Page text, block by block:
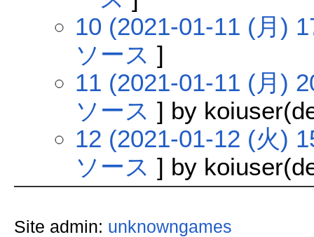
10 (2021-01-11 (月)
ソース ]
11 (2021-01-11 (月)
ソース ] by
12 (2021-01-12 (火)
ソース ] by
Site admin: unknowngames